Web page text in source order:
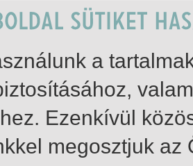
a
Ezenkívül
megosztjuk